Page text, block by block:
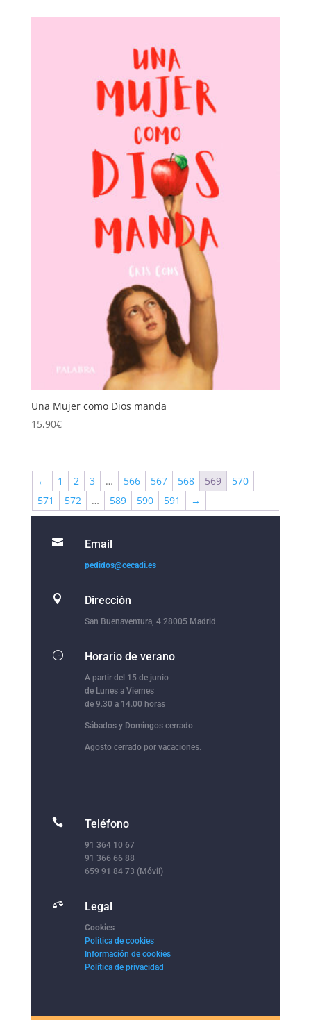
Una Mujer como Dios manda
15,90€
← 1 2 3 … 566 567 568 569
570
571
572 … 589 590 591 →
 Email
pedidos@cecadi.es
 Dirección
San Buenaventura, 4 28005 Madrid
} Horario de verano
A partir del 15 de junio
de Lunes a Viernes
de 9.30 a 14.00 horas
Sábados y Domingos cerrado
Agosto cerrado por vacaciones.
 Teléfono
91 364 10 67
91 366 66 88
659 91 84 73 (Móvil)
 Legal
Cookies
Política de cookies
Información de cookies
Política de privacidad